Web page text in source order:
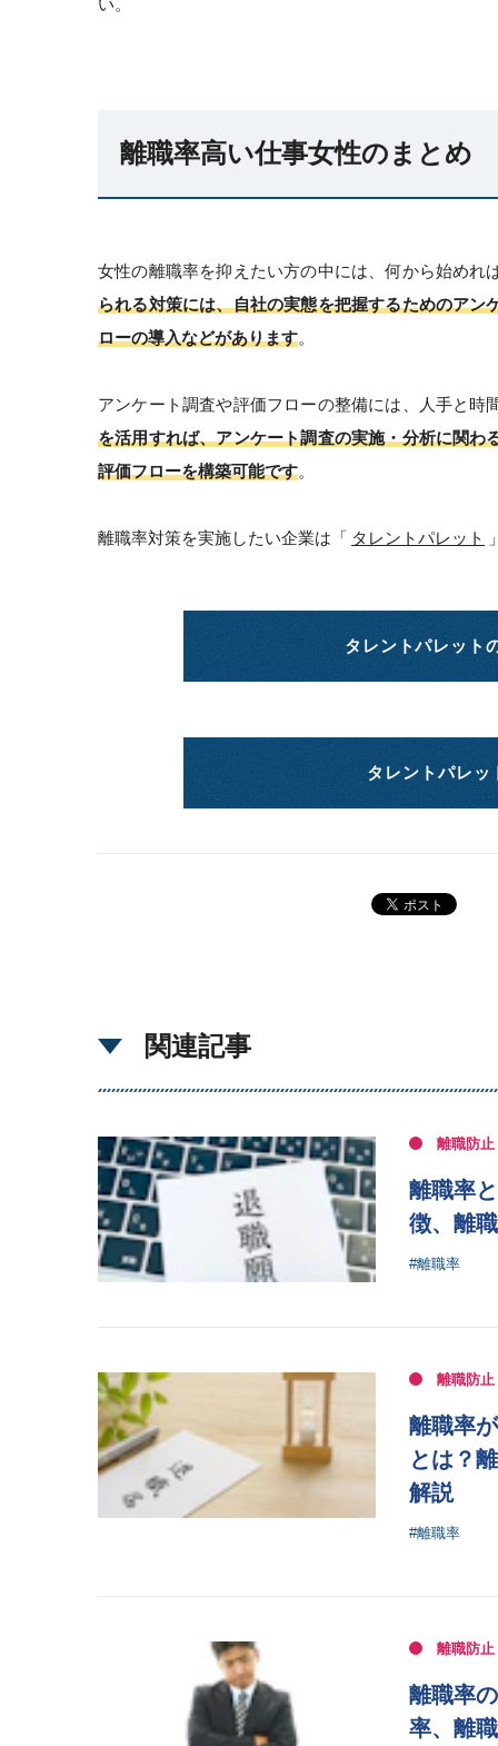
い。
離職率高い仕事女性のまとめ
女性の離職率を抑えたい方の中には、何から始めれ
られる対策には、自社の実態を把握するためのア
ローの導入などがあります。
アンケート調査や評価フローの整備には、人手と時
を活用すれば、アンケート調査の実施・分析に関
評価フローを構築可能です。
離職率対策を実施したい企業は「 タレントパレット
タレントパレット
タレントパレッ
関連記事
離職防止
離職率
徴、離
#離職率
離職防止
離職率
とは？
解説
#離職率
離職防止
離職率
率、離